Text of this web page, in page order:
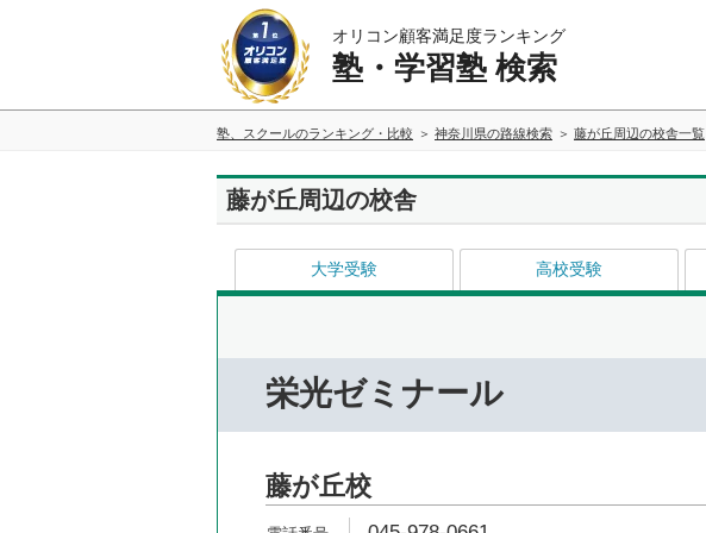
オリコン顧客満足度ランキング
塾・学習塾 検索
塾、スクールのランキング・比較 神奈川県の路線検索 藤が丘周辺の校舎一覧
藤が丘周辺の校舎
大学受験 高校受験
栄光ゼミナール
藤が丘校